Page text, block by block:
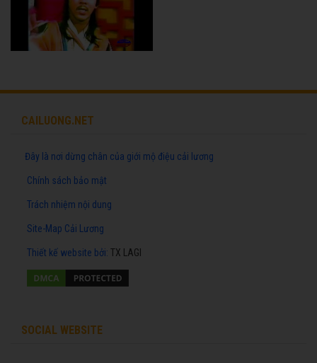
CAILUONG.NET
Đây là nơi dừng chân của giới mộ điệu cải lương
Chính sách bảo mật
Trách nhiệm nội dung
Site-Map Cải Lương
Thiết kế website bởi: TX LAGI
SOCIAL WEBSITE